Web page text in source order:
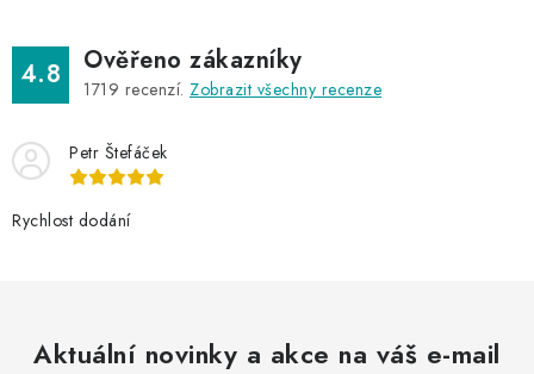
4.8 Ověřeno zákazníky
1719 recenzí. Zobrazit všechny recenze
Petr Štefáček
Rychlost dodání
Aktuální novinky a akce na váš e-mail